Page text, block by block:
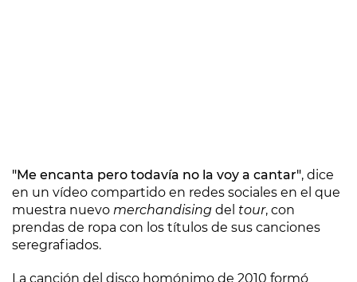
"Me encanta pero todavía no la voy a cantar", dice
en un vídeo compartido en redes sociales en el que
muestra nuevo merchandising del tour, con
prendas de ropa con los títulos de sus canciones
seregrafiados.
La canción del disco homónimo de 2010 formó